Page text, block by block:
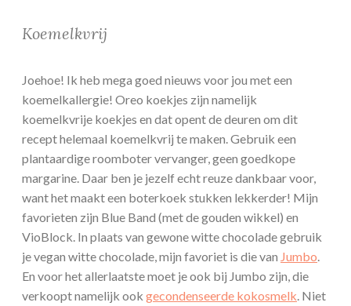
Koemelkvrij
Joehoe! Ik heb mega goed nieuws voor jou met een
koemelkallergie! Oreo koekjes zijn namelijk
koemelkvrije koekjes en dat opent de deuren om dit
recept helemaal koemelkvrij te maken. Gebruik een
plantaardige roomboter vervanger, geen goedkope
margarine. Daar ben je jezelf echt reuze dankbaar voor,
want het maakt een boterkoek stukken lekkerder! Mijn
favorieten zijn Blue Band (met de gouden wikkel) en
VioBlock. In plaats van gewone witte chocolade gebruik
je vegan witte chocolade, mijn favoriet is die van Jumbo
En voor het allerlaatste moet je ook bij Jumbo zijn, die
verkoopt namelijk ook gecondenseerde kokosmelk . Niet